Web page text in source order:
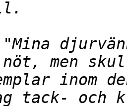
"Mina
men
inom